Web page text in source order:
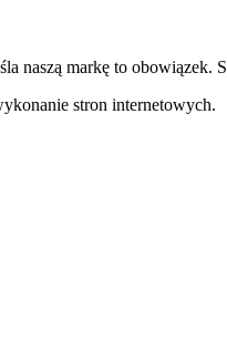
naszą markę to
stron internetowych.